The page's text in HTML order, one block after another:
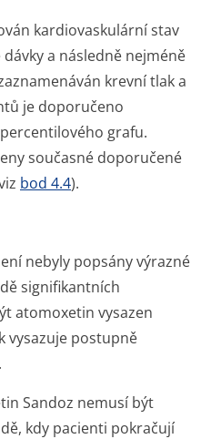
kardiovaskulární stav
a následně nejméně
krevní tlak a
je doporučeno
grafu.
současné doporučené
bod 4.4).
nebyly popsány výrazné
signifikantních
atomoxetin vysazen
vysazuje postupně
Sandoz nemusí být
kdy pacienti pokračují